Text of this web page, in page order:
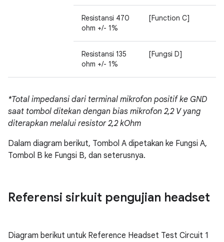
Resistansi 470
ohm +/- 1%
[Function C]
Resistansi 135
ohm +/- 1%
[Fungsi D]
*Total impedansi dari terminal mikrofon positif ke GND
saat tombol ditekan dengan bias mikrofon 2,2 V yang
diterapkan melalui resistor 2,2 kOhm
Dalam diagram berikut, Tombol A dipetakan ke Fungsi A,
Tombol B ke Fungsi B, dan seterusnya.
Referensi sirkuit pengujian headset
Diagram berikut untuk Reference Headset Test Circuit 1